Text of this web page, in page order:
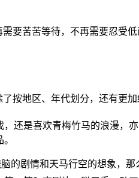
要苦苦等待，不再需要忍受
按地区、年代划分，还有更加
还是喜欢青梅竹马的浪漫，
的剧情和天马行空的想象，